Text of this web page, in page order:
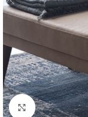
Click to enlarge